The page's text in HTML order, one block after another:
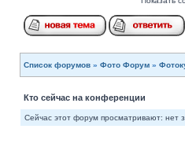
Список форумов » Фото Форум »
Кто сейчас на конференции
Сейчас этот форум просматривают: нет